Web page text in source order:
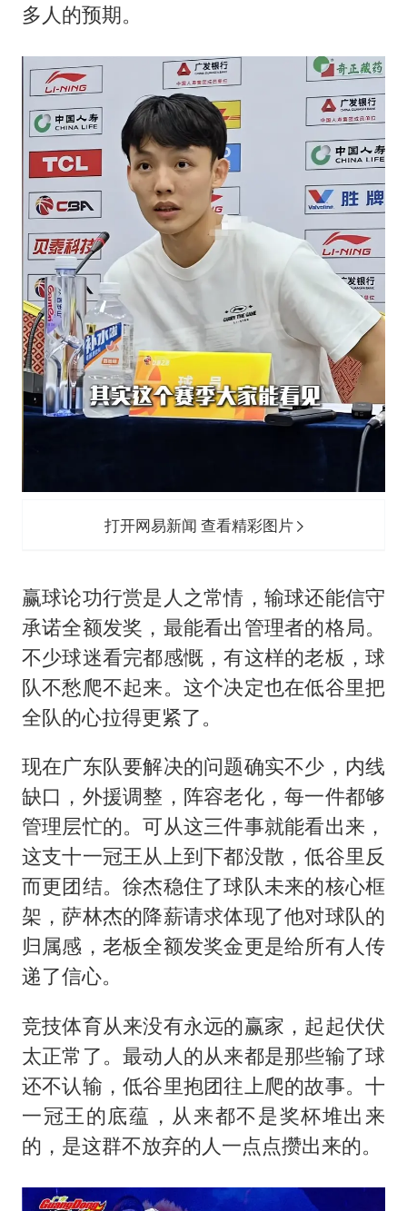
多人的预期。
打开网易新闻 查看精彩图片
赢球论功行赏是人之常情，输球还能信守
承诺全额发奖，最能看出管理者的格局。
不少球迷看完都感慨，有这样的老板，球
队不愁爬不起来。这个决定也在低谷里把
全队的心拉得更紧了。
现在广东队要解决的问题确实不少，内线
缺口，外援调整，阵容老化，每一件都够
管理层忙的。可从这三件事就能看出来，
这支十一冠王从上到下都没散，低谷里反
而更团结。徐杰稳住了球队未来的核心框
架，萨林杰的降薪请求体现了他对球队的
归属感，老板全额发奖金更是给所有人传
递了信心。
竞技体育从来没有永远的赢家，起起伏伏
太正常了。最动人的从来都是那些输了球
还不认输，低谷里抱团往上爬的故事。十
一冠王的底蕴，从来都不是奖杯堆出来
的，是这群不放弃的人一点点攒出来的。